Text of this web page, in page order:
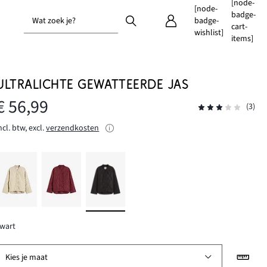
Wat zoek je?
[node-
badge-
wishlist]
[node-
badge-
cart-
items]
GEWATTEERDE JAS
56,99
(3)
btw, excl.verzendkosten
Kies je maat